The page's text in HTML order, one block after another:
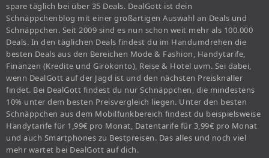
spare täglich bei über 35 Deals. DealGott ist dein
Schnäppchenblog mit einer großartigen Auswahl an Deals und
Schnäppchen. Seit 2009 sind es nun schon weit mehr als 100.000
Deals. In den täglichen Deals findest du im Handumdrehen die
besten Deals aus den Bereichen Mode & Fashion, Handytarife,
Finanzen (Kredite und Girokonto), Reise & Hotel uvm. Sei dabei,
wenn DealGott auf der Jagd ist und den nächsten Preisknaller
findet. Bei DealGott findest du nur Schnäppchen, die mindestens
10% unter dem besten Preisvergleich liegen. Unter den besten
Schnäppchen aus dem Mobilfunkbereich findest du beispielsweise
Handytarife für 1,99€ pro Monat, Datentarife für 3,99€ pro Monat
und auch Smartphones zu Bestpreisen. Das alles und noch viel
mehr wartet bei DealGott auf dich.